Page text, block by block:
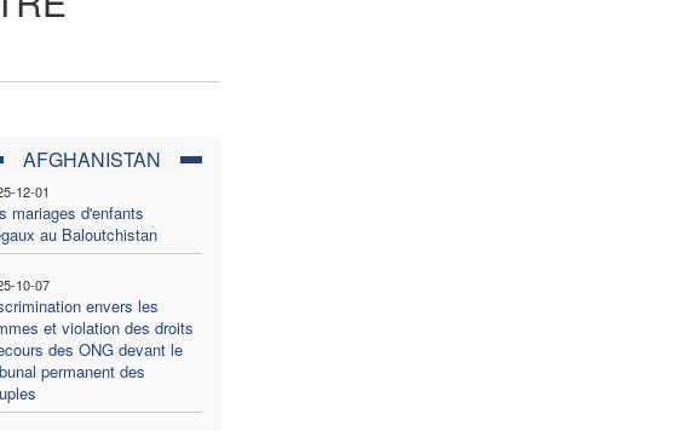
AFGHANISTAN
12-01
mariages d'enfants
au Baloutchistan
10-07
envers les
et violation des droits
des ONG devant le
permanent des